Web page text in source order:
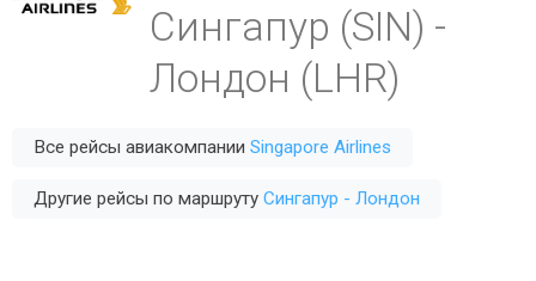
Сингапур (SIN) -
Лондон (LHR)
Все рейсы авиакомпании Singapore Airlines
Другие рейсы по маршруту Сингапур - Лондон